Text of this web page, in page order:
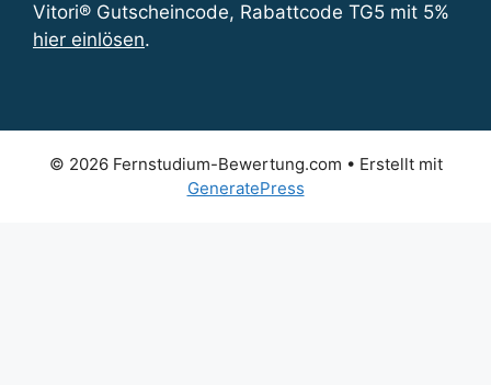
Vitori® Gutscheincode, Rabattcode TG5 mit 5%
hier einlösen.
© 2026 Fernstudium-Bewertung.com • Erstellt mit
GeneratePress